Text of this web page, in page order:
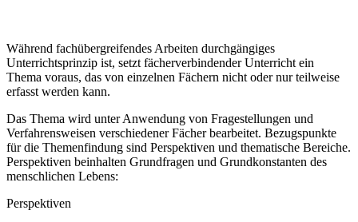
Während fachübergreifendes Arbeiten durchgängiges
Unterrichtsprinzip ist, setzt fächerverbindender Unterricht ein
Thema voraus, das von einzelnen Fächern nicht oder nur teilweise
erfasst werden kann.
Das Thema wird unter Anwendung von Fragestellungen und
Verfahrensweisen verschiedener Fächer bearbeitet. Bezugspunkte
für die Themenfindung sind Perspektiven und thematische Bereiche.
Perspektiven beinhalten Grundfragen und Grundkonstanten des
menschlichen Lebens:
Perspektiven